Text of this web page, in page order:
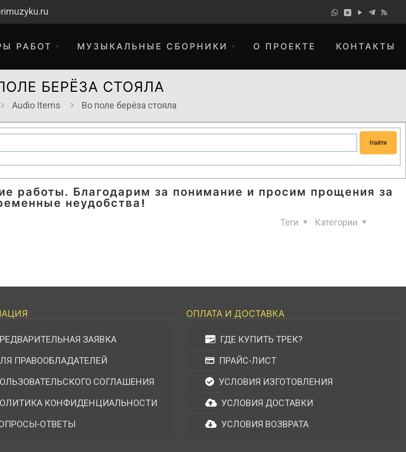
РАБОТ МУЗЫКАЛЬНЫЕ СБОРНИКИ О ПРОЕКТЕ КОНТАКТЫ
БЕРЁЗА СТОЯЛА
Audio Items Во поле берёза стояла
работы. Благодарим за понимание и просим прощения за
неудобства!
Категории
Теги
ЗАЯВКА
ПРАВООБЛАДАТЕЛЕЙ
СОГЛАШЕНИЯ
КОНФИДЕНЦИАЛЬНОСТИ
ОТВЕТЫ
ОПЛАТА И ДОСТАВКА
ГДЕ КУПИТЬ ТРЕК?
ПРАЙС-ЛИСТ
УСЛОВИЯ ИЗГОТОВЛЕНИЯ
УСЛОВИЯ ДОСТАВКИ
УСЛОВИЯ ВОЗВРАТА